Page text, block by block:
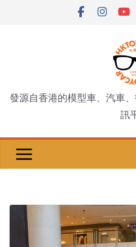
發源自香港的模型車、汽車
訊